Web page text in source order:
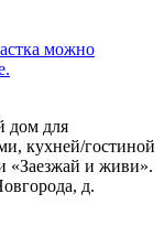
можно
дом для
, кухней/гостиной
«Заезжай и живи».
, д.